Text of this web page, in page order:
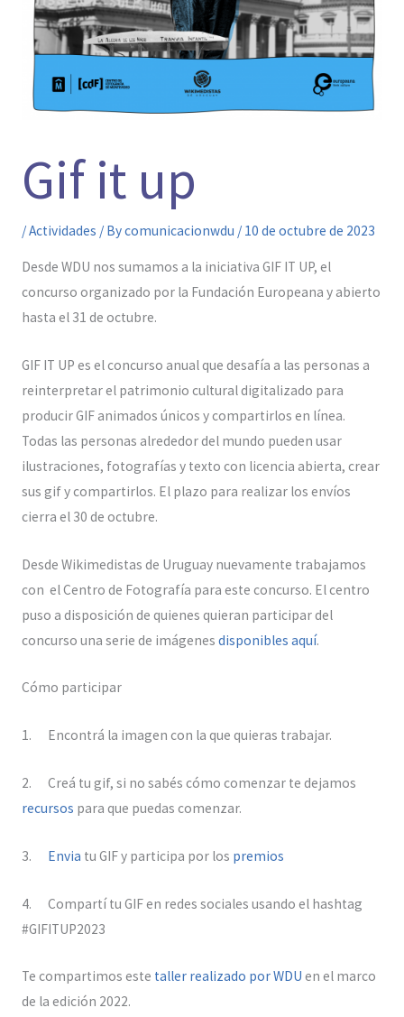
Gif it up
/Actividades / Bycomunicacionwdu / 10 de octubre de 2023
Desde WDU nos sumamos a la iniciativa GIF IT UP, el
concurso organizado por la Fundación Europeana y abierto
hasta el 31 de octubre.
GIF IT UP es el concurso anual que desafía a las personas a
reinterpretar el patrimonio cultural digitalizado para
producir GIF animados únicos y compartirlos en línea.
Todas las personas alrededor del mundo pueden usar
ilustraciones, fotografías y texto con licencia abierta, crear
sus gif y compartirlos. El plazo para realizar los envíos
cierra el 30 de octubre.
Desde Wikimedistas de Uruguay nuevamente trabajamos
con el Centro de Fotografía para este concurso. El centro
puso a disposición de quienes quieran participar del
concurso una serie de imágenes disponibles aquí.
Cómo participar
1. Encontrá la imagen con la que quieras trabajar.
2. Creá tu gif, si no sabés cómo comenzar te dejamos
recursos para que puedas comenzar.
3. Envia tu GIF y participa por los premios
4. Compartí tu GIF en redes sociales usando el hashtag
#GIFITUP2023
Te compartimos este taller realizado por WDU en el marco
de la edición 2022.